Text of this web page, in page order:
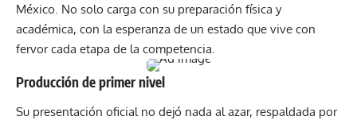
México. No solo carga con su preparación física y
académica, con la esperanza de un estado que vive con
fervor cada etapa de la competencia.
Producción de primer nivel
Su presentación oficial no dejó nada al azar, respaldada por